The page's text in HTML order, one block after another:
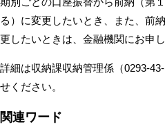
る）に変更したいとき、また、前
更したいときは、金融機関にお申
詳細は収納課収納管理係（0293-
せください。
関連ワード